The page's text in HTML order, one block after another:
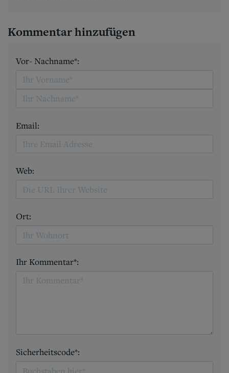
Kommentar hinzufügen
Vor- Nachname*:
Email:
Web:
Ort:
Ihr Kommentar*:
Sicherheitscode*: